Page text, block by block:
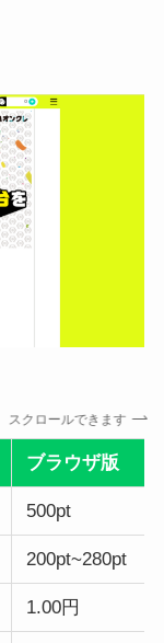
スクロールできます
ブラウザ版
500pt
200pt~280pt
1.00円